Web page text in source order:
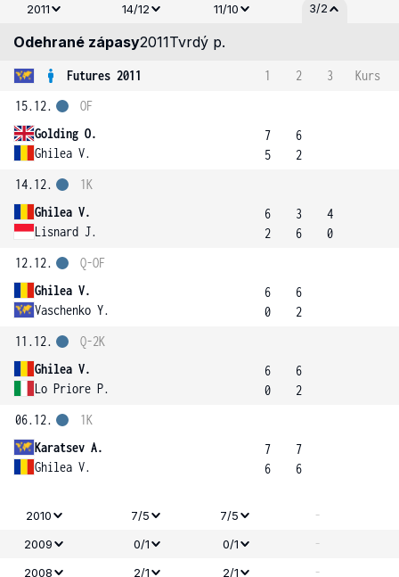
2011
14/12 11/10 3/2
Odehrané zápasy2011Tvrdý p.
Futures 2011 1 2 3
Kurs
15.12.
Golding O.
Ghilea V.
OF
7
5
6
2
14.12.
Ghilea V.
Lisnard J.
1K
6
2
3
6
4
0
12.12.
Ghilea V.
Vaschenko Y.
Q-OF
6
0
6
2
11.12.
Ghilea V.
Lo Priore P.
Q-2K
6
0
6
2
06.12.
Karatsev A.
Ghilea V.
1K
7
6
7
6
2010 7/5 7/5 -
2009 0/1 0/1 -
2008 2/1 2/1
-